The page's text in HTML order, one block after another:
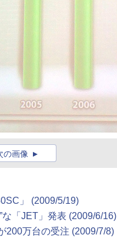
の画像
」
(2009/5/19)
な「JET」発表 (2009/6/16)
200万台の受注 (2009/7/8)